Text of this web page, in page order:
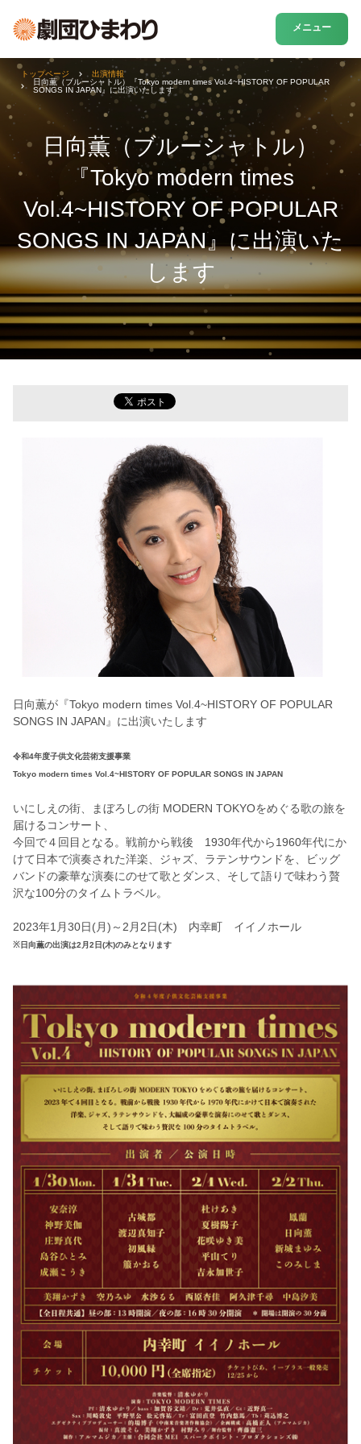
メニュー
日向薫（ブルーシャトル）
『Tokyo modern times
Vol.4~HISTORY OF POPULAR
SONGS IN JAPAN』に出演いた
します
トップページ
出演情報
日向薫（ブルーシャトル）『Tokyo modern times Vol.4~HISTORY OF POPULAR
SONGS IN JAPAN』に出演いたします
日向薫が『Tokyo modern times Vol.4~HISTORY OF POPULAR
SONGS IN JAPAN』に出演いたします
令和4年度子供文化芸術支援事業
Tokyo modern times Vol.4~HISTORY OF POPULAR SONGS IN JAPAN
いにしえの街、まぼろしの街 MODERN TOKYOをめぐる歌の旅を
届けるコンサート、
今回で４回目となる。戦前から戦後 1930年代から1960年代にか
けて日本で演奏された洋楽、ジャズ、ラテンサウンドを、ビッグ
バンドの豪華な演奏にのせて歌とダンス、そして語りで味わう贅
沢な100分のタイムトラベル。
2023年1月30日(月)～2月2日(木) 内幸町 イイノホール
※日向薫の出演は2月2日(木)のみとなります